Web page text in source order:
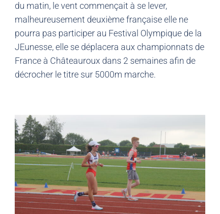
du matin, le vent commençait à se lever,
malheureusement deuxième française elle ne
pourra pas participer au Festival Olympique de la
JEunesse, elle se déplacera aux championnats de
France à Châteauroux dans 2 semaines afin de
décrocher le titre sur 5000m marche.